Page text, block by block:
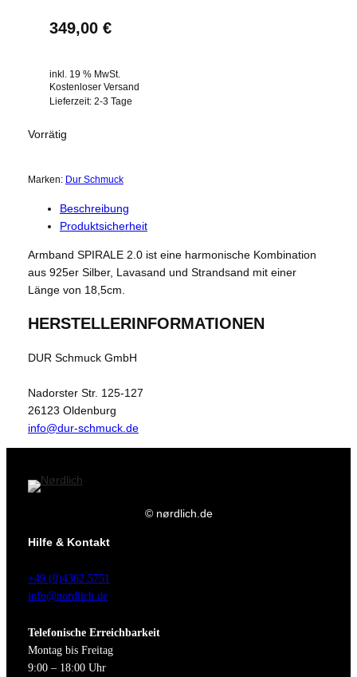
349,00 €
inkl. 19 % MwSt.
Kostenloser Versand
Lieferzeit: 2-3 Tage
Vorrätig
Marken: Dur Schmuck
Beschreibung
Produktsicherheit
Armband SPIRALE 2.0 ist eine harmonische Kombination
aus 925er Silber, Lavasand und Strandsand mit einer
Länge von 18,5cm.
HERSTELLERINFORMATIONEN
DUR Schmuck GmbH
Nadorster Str. 125-127
26123 Oldenburg
info@dur-schmuck.de
© nørdlich.de
Hilfe & Kontakt
+49 (0)4362 5751
info@nordlich.de
Telefonische Erreichbarkeit
Montag bis Freitag
9:00 – 18:00 Uhr